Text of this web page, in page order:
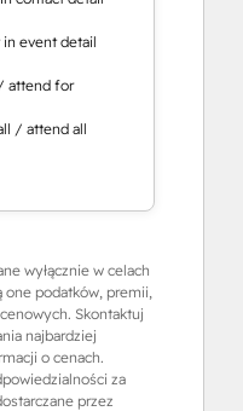
event detail
attend for
/ attend all
wyłącznie w celach
podatków, premii,
Skontaktuj
najbardziej
o cenach.
za
przez